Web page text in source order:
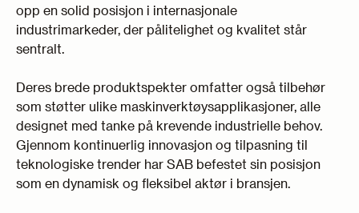
opp en solid posisjon i internasjonale
industrimarkeder, der pålitelighet og kvalitet står
sentralt.
Deres brede produktspekter omfatter også tilbehør
som støtter ulike maskinverktøysapplikasjoner, alle
designet med tanke på krevende industrielle behov.
Gjennom kontinuerlig innovasjon og tilpasning til
teknologiske trender har SAB befestet sin posisjon
som en dynamisk og fleksibel aktør i bransjen.